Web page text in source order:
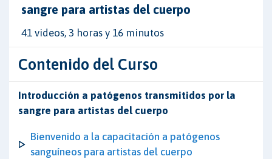
sangre para artistas del cuerpo
41 videos, 3 horas y 16 minutos
Contenido del Curso
Introducción a patógenos transmitidos por la
sangre para artistas del cuerpo
Bienvenido a la capacitación a patógenos
sanguíneos para artistas del cuerpo